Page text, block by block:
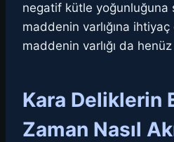
negatif kütle yoğunluğuna
maddenin varlığına
maddenin varlığı da henüz
Kara Deliklerin
Zaman Nasıl